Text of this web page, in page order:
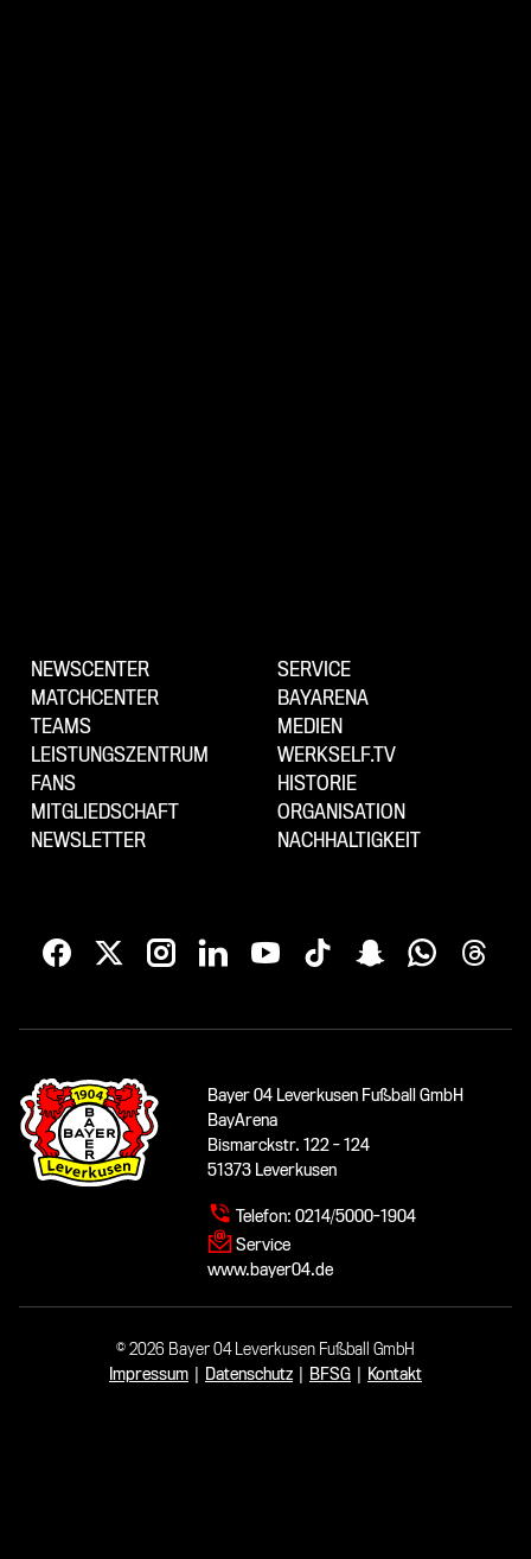
NEWSCENTER
MATCHCENTER
TEAMS
LEISTUNGSZENTRUM
FANS
MITGLIEDSCHAFT
NEWSLETTER
SERVICE
BAYARENA
MEDIEN
WERKSELF.TV
HISTORIE
ORGANISATION
NACHHALTIGKEIT
Bayer 04 Leverkusen Fußball GmbH
BayArena
Bismarckstr. 122 - 124
51373 Leverkusen
Telefon: 0214/5000-1904
Service
www.bayer04.de
© 2026 Bayer 04 Leverkusen Fußball GmbH
Impressum
Datenschutz BFSG Kontakt